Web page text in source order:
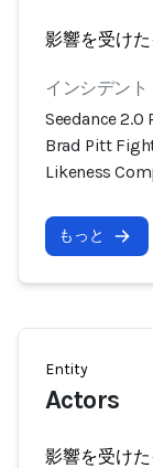
影響を受け
インシデント
Seedance 2.0
Brad Pitt
Likeness
もっと
Entity
Actors
影響を受け